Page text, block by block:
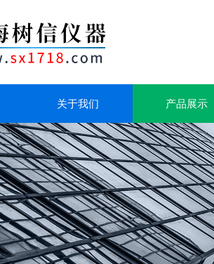
关于我们 产品展示